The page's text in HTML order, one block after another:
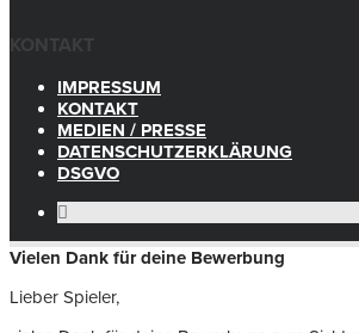
KONTAKT
IMPRESSUM
KONTAKT
MEDIEN / PRESSE
DATENSCHUTZERKLÄRUNG
DSGVO
Vielen Dank für deine Bewerbung
Lieber Spieler,